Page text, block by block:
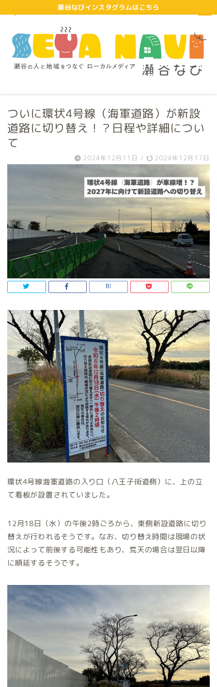
瀬谷なびインスタグラムはこちら
ついに環状4号線（海軍道路）が新設
道路に切り替え！？日程や詳細につい
て
2024年12月11日 / 2024年12月17日
環状4号線海軍道路の入り口（八王子街道側）に、上の立
て看板が設置されていました。
12月18日（水）の午後2時ごろから、東側新設道路に切り
替えが行われるそうです。なお、切り替え時間は現場の状
況によって前後する可能性もあり、荒天の場合は翌日以降
に順延するそうです。